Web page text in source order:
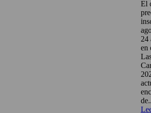
El
24
en